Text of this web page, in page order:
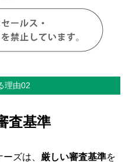
理由02
査基準
ズは、 厳しい審査基準を